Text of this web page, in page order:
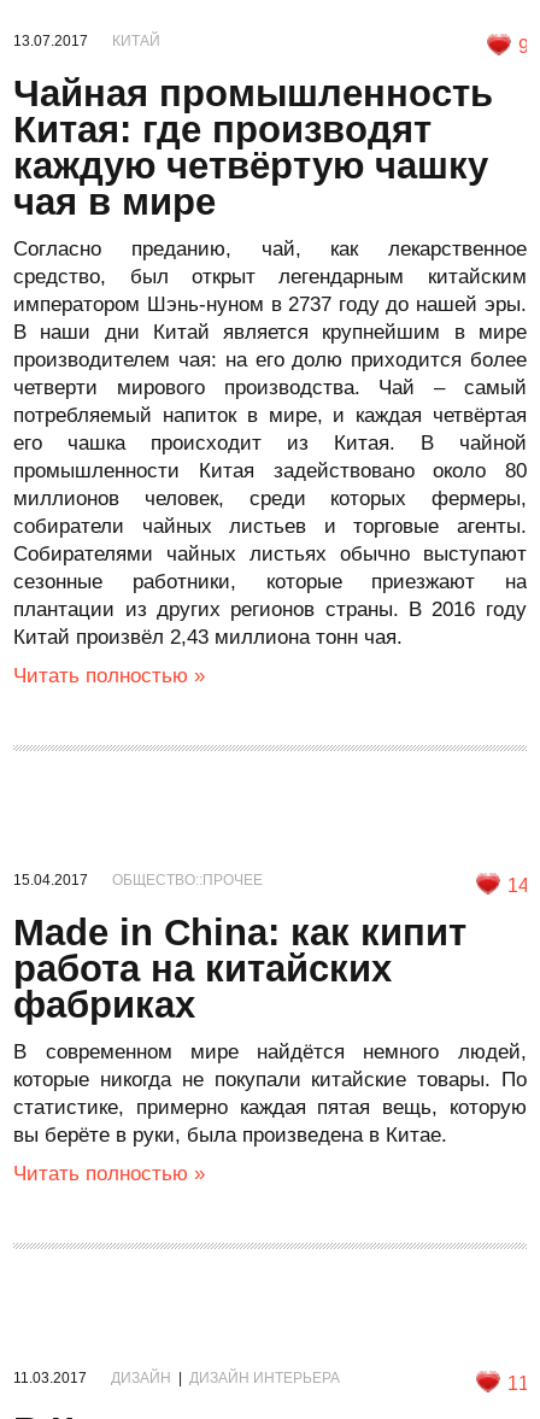
13.07.2017 КИТАЙ 9
Чайная промышленность
Китая: где производят
каждую четвёртую чашку
чая в мире
Согласно преданию, чай, как лекарственное
средство, был открыт легендарным китайским
императором Шэнь-нуном в 2737 году до нашей эры.
В наши дни Китай является крупнейшим в мире
производителем чая: на его долю приходится более
четверти мирового производства. Чай – самый
потребляемый напиток в мире, и каждая четвёртая
его чашка происходит из Китая. В чайной
промышленности Китая задействовано около 80
миллионов человек, среди которых фермеры,
собиратели чайных листьев и торговые агенты.
Собирателями чайных листьях обычно выступают
сезонные работники, которые приезжают на
плантации из других регионов страны. В 2016 году
Китай произвёл 2,43 миллиона тонн чая.
Читать полностью »
15.04.2017 ОБЩЕСТВО::ПРОЧЕЕ 14
Made in China: как кипит
работа на китайских
фабриках
В современном мире найдётся немного людей,
которые никогда не покупали китайские товары. По
статистике, примерно каждая пятая вещь, которую
вы берёте в руки, была произведена в Китае.
Читать полностью »
11.03.2017 ДИЗАЙН |ДИЗАЙН ИНТЕРЬЕРА 11